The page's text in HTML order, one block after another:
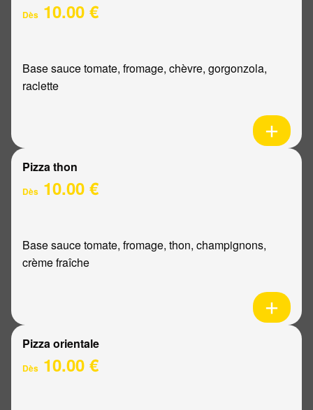
Dès 10.00 €
Base sauce tomate, fromage, chèvre, gorgonzola,
raclette
Pizza thon
Dès 10.00 €
Base sauce tomate, fromage, thon, champignons,
crème fraîche
Pizza orientale
Dès 10.00 €